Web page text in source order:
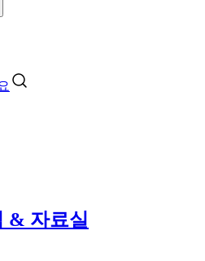
& 자료실